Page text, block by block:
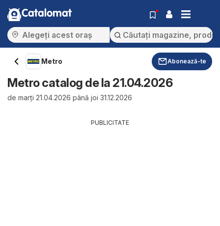
Catalomat
Metro Abonează-te
Metro catalog de la 21.04.2026
de marți 21.04.2026 până joi 31.12.2026
PUBLICITATE